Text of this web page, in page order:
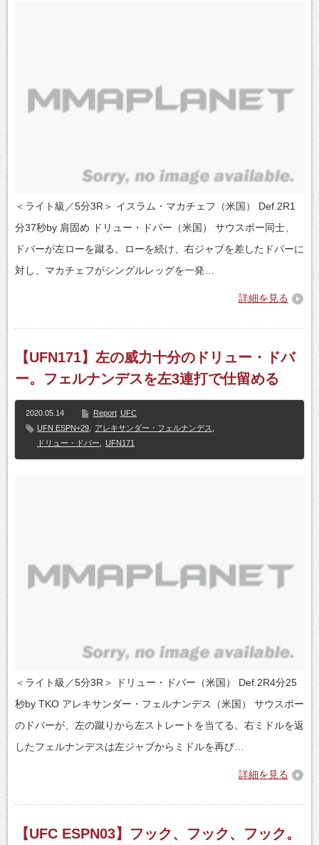
＜ライト級／5分3R＞ イスラム・マカチェフ（米国） Def.2R1
分37秒by 肩固め ドリュー・ドパー（米国） サウスポー同士、
ドバーが左ローを蹴る。ローを続け、右ジャブを差したドバーに
対し、マカチェフがシングルレッグを一発…
詳細を見る
【UFN171】左の威力十分のドリュー・ドバ
ー。フェルナンデスを左3連打で仕留める
2020.05.14 Report UFC
UFN ESPN+29
アレキサンダー・フェルナンデス
ドリュー・ドバー
UFN171
＜ライト級／5分3R＞ ドリュー・ドバー（米国） Def.2R4分25
秒by TKO アレキサンダー・フェルナンデス（米国） サウスポー
のドバーが、左の蹴りから左ストレートを当てる。右ミドルを返
したフェルナンデスは左ジャブからミドルを再び…
詳細を見る
【UFC ESPN03】フック、フック、フック。